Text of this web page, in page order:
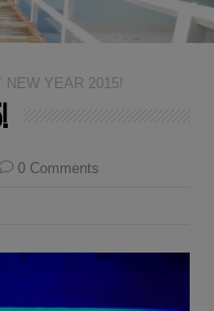
NEW YEAR 2015!
0 Comments